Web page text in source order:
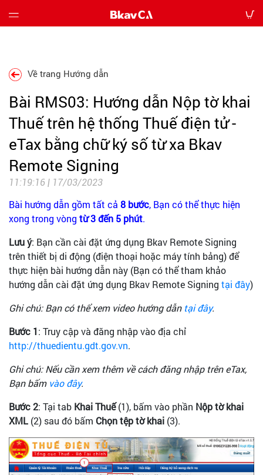
Bảng
giá
Hướng
dẫn
Tin
Tải
Liên
hệ
Tra
chứng
thư
Về trang Hướng dẫn
Bài RMS03: Hướng dẫn Nộp tờ khai
Thuế trên hệ thống Thuế điện tử -
eTax bằng chữ ký số từ xa Bkav
Remote Signing
11:19:16 | 17/03/2023
Bài hướng dẫn gồm tất cả 8 bước, Bạn có thể thực hiện
xong trong vòng từ 3 đến 5 phút.
Lưu ý: Bạn cần cài đặt ứng dụng Bkav Remote Signing
trên thiết bị di động (điện thoại hoặc máy tính bảng) để
thực hiện bài hướng dẫn này (Bạn có thể tham khảo
hướng dẫn cài đặt ứng dụng Bkav Remote Signing tại đây)
Ghi chú: Bạn có thể xem video hướng dẫn tại đây.
Bước 1: Truy cập và đăng nhập vào địa chỉ
http://thuedientu.gdt.gov.vn.
Ghi chú: Nếu cần xem thêm về cách đăng nhập trên eTax,
Bạn bấm vào đây.
Bước 2: Tại tab Khai Thuế(1), bấm vào phần Nộp tờ khai
XML (2) sau đó bấm Chọn tệp tờ khai (3).